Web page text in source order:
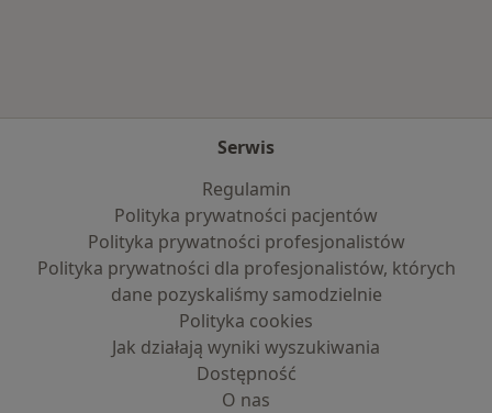
Serwis
Regulamin
Polityka prywatności pacjentów
Polityka prywatności profesjonalistów
Polityka prywatności dla profesjonalistów, których
dane pozyskaliśmy samodzielnie
Polityka cookies
Jak działają wyniki wyszukiwania
Dostępność
O nas